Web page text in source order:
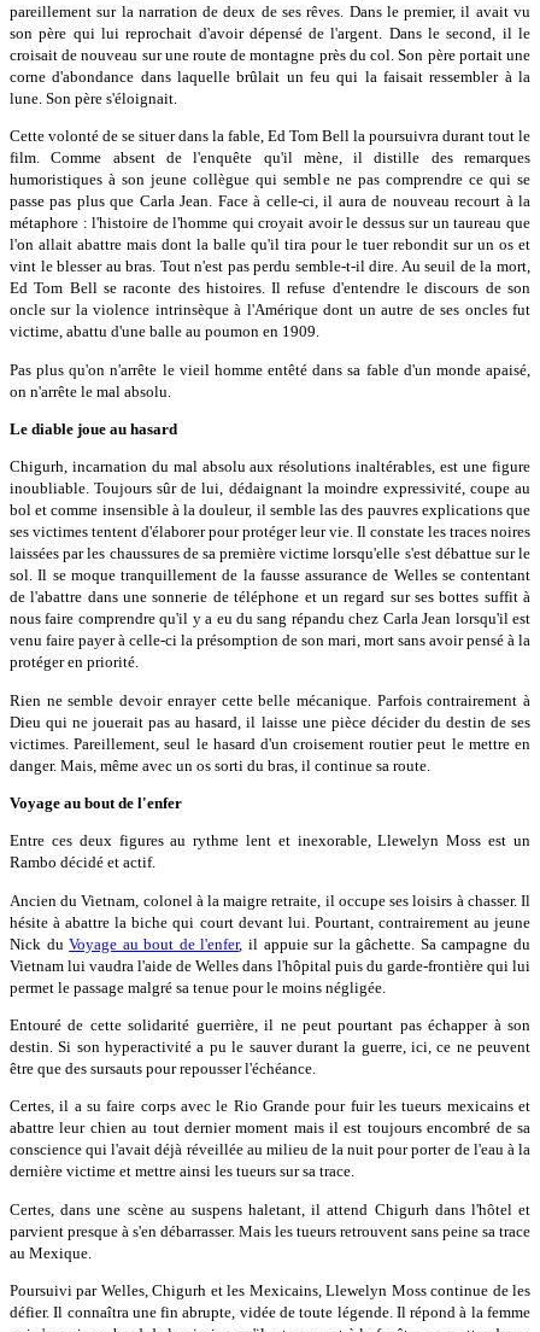
pareillement sur la narration de deux de ses rêves. Dans le premier, il avait vu
son père qui lui reprochait d'avoir dépensé de l'argent. Dans le second, il le
croisait de nouveau sur une route de montagne près du col. Son père portait une
corne d'abondance dans laquelle brûlait un feu qui la faisait ressembler à la
lune. Son père s'éloignait.
Cette volonté de se situer dans la fable, Ed Tom Bell la poursuivra durant tout le
film. Comme absent de l'enquête qu'il mène, il distille des remarques
humoristiques à son jeune collègue qui semble ne pas comprendre ce qui se
passe pas plus que Carla Jean. Face à celle-ci, il aura de nouveau recourt à la
métaphore : l'histoire de l'homme qui croyait avoir le dessus sur un taureau que
l'on allait abattre mais dont la balle qu'il tira pour le tuer rebondit sur un os et
vint le blesser au bras. Tout n'est pas perdu semble-t-il dire. Au seuil de la mort,
Ed Tom Bell se raconte des histoires. Il refuse d'entendre le discours de son
oncle sur la violence intrinsèque à l'Amérique dont un autre de ses oncles fut
victime, abattu d'une balle au poumon en 1909.
Pas plus qu'on n'arrête le vieil homme entêté dans sa fable d'un monde apaisé,
on n'arrête le mal absolu.
Le diable joue au hasard
Chigurh, incarnation du mal absolu aux résolutions inaltérables, est une figure
inoubliable. Toujours sûr de lui, dédaignant la moindre expressivité, coupe au
bol et comme insensible à la douleur, il semble las des pauvres explications que
ses victimes tentent d'élaborer pour protéger leur vie. Il constate les traces noires
laissées par les chaussures de sa première victime lorsqu'elle s'est débattue sur le
sol. Il se moque tranquillement de la fausse assurance de Welles se contentant
de l'abattre dans une sonnerie de téléphone et un regard sur ses bottes suffit à
nous faire comprendre qu'il y a eu du sang répandu chez Carla Jean lorsqu'il est
venu faire payer à celle-ci la présomption de son mari, mort sans avoir pensé à la
protéger en priorité.
Rien ne semble devoir enrayer cette belle mécanique. Parfois contrairement à
Dieu qui ne jouerait pas au hasard, il laisse une pièce décider du destin de ses
victimes. Pareillement, seul le hasard d'un croisement routier peut le mettre en
danger. Mais, même avec un os sorti du bras, il continue sa route.
Voyage au bout de l'enfer
Entre ces deux figures au rythme lent et inexorable, Llewelyn Moss est un
Rambo décidé et actif.
Ancien du Vietnam, colonel à la maigre retraite, il occupe ses loisirs à chasser. Il
hésite à abattre la biche qui court devant lui. Pourtant, contrairement au jeune
Nick duVoyage au bout de l'enfer, il appuie sur la gâchette. Sa campagne du
Vietnam lui vaudra l'aide de Welles dans l'hôpital puis du garde-frontière qui lui
permet le passage malgré sa tenue pour le moins négligée.
Entouré de cette solidarité guerrière, il ne peut pourtant pas échapper à son
destin. Si son hyperactivité a pu le sauver durant la guerre, ici, ce ne peuvent
être que des sursauts pour repousser l'échéance.
Certes, il a su faire corps avec le Rio Grande pour fuir les tueurs mexicains et
abattre leur chien au tout dernier moment mais il est toujours encombré de sa
conscience qui l'avait déjà réveillée au milieu de la nuit pour porter de l'eau à la
dernière victime et mettre ainsi les tueurs sur sa trace.
Certes, dans une scène au suspens haletant, il attend Chigurh dans l'hôtel et
parvient presque à s'en débarrasser. Mais les tueurs retrouvent sans peine sa trace
au Mexique.
Poursuivi par Welles, Chigurh et les Mexicains, Llewelyn Moss continue de les
défier. Il connaîtra une fin abrupte, vidée de toute légende. Il répond à la femme